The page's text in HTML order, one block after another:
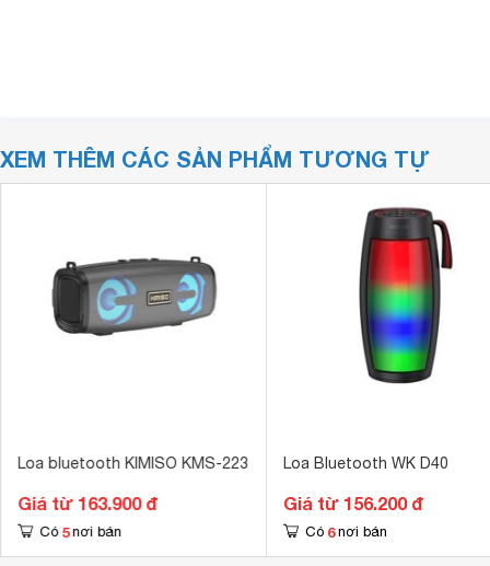
XEM THÊM CÁC SẢN PHẨM TƯƠNG TỰ
Loa bluetooth KIMISO KMS-223
Giá từ 163.900 đ
Có 5 nơi bán
Loa Bluetooth WK D40
Giá từ 156.200 đ
Có 6 nơi bán